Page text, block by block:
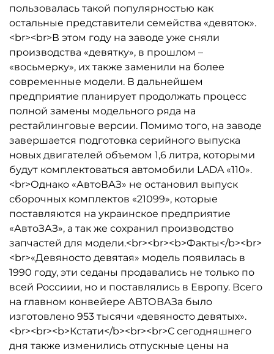
пользовалась такой популярностью как
остальные представители семейства «девяток».
<br><br>В этом году на заводе уже сняли
производства «девятку», в прошлом –
«восьмерку», их также заменили на более
современные модели. В дальнейшем
предприятие планирует продолжать процесс
полной замены модельного ряда на
рестайлинговые версии. Помимо того, на заводе
завершается подготовка серийного выпуска
новых двигателей объемом 1,6 литра, которыми
будут комплектоваться автомобили LADA «110».
<br>Однако «АвтоВАЗ» не остановил выпуск
сборочных комплектов «21099», которые
поставляются на украинское предприятие
«АвтоЗАЗ», а так же сохранил производство
запчастей для модели.<br><br><b>Факты</b><br>
<br>«Девяносто девятая» модель появилась в
1990 году, эти седаны продавались не только по
всей Россиии, но и поставлялись в Европу. Всего
на главном конвейере АВТОВАЗа было
изготовлено 953 тысячи «девяносто девятых».
<br><br><b>Кстати</b><br><br>С сегодняшнего
дня также изменились отпускные цены на